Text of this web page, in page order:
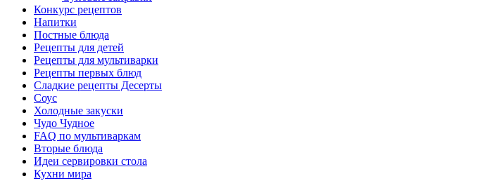
Конкурс рецептов
Напитки
Постные блюда
Рецепты для детей
Рецепты для мультиварки
Рецепты первых блюд
Сладкие рецепты Десерты
Соус
Холодные закуски
Чудо Чудное
FAQ по мультиваркам
Вторые блюда
Идеи сервировки стола
Кухни мира